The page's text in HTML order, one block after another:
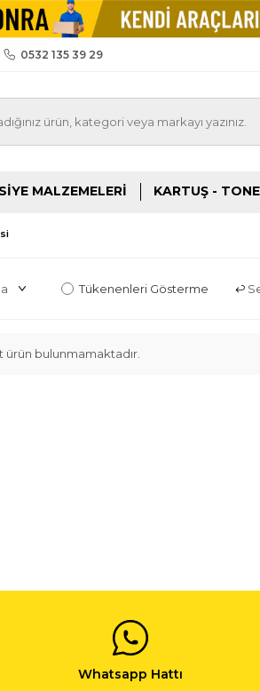
0532 135 39 29
MALZEMELERI KARTUŞ -
Tükenenleri Gösterme
bulunmamaktadır.
Whatsapp Hattı